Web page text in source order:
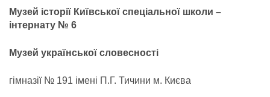
Музей історії Київської спеціальної школи –
інтернату № 6
Музей української словесності
гімназії № 191 імені П.Г. Тичини м. Києва